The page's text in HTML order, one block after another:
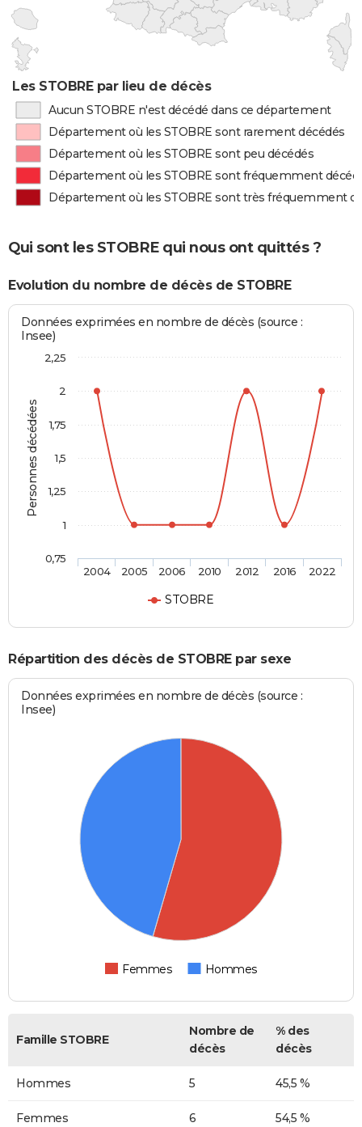
Les STOBRE par lieu de décès
Aucun STOBRE n'est décédé dans ce département
Département où les STOBRE sont rarement décédés
Département où les STOBRE sont peu décédés
Département où les STOBRE sont fréquemment
Département où les STOBRE sont très fréquemment
Qui sont les STOBRE qui nous ont quittés ?
Evolution du nombre de décès de STOBRE
Personnes décédées
Données exprimées en nombre de décès (source :
Insee)
STOBRE
2004 2005 2006 2010 2012 2016 2022
0,75
1
1,25
1,5
1,75
2
2,25
Répartition des décès de STOBRE par sexe
Données exprimées en nombre de décès (source :
Insee)
Femmes Hommes
Famille STOBRE
Nombre de
décès
% des
décès
Hommes 5 45,5 %
Femmes 6 54,5 %